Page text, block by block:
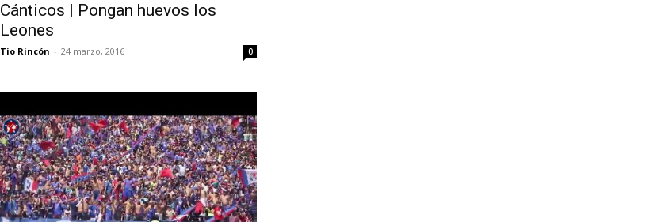
Cánticos | Pongan huevos los
Leones
Tio Rincón - 24 marzo, 2016 0